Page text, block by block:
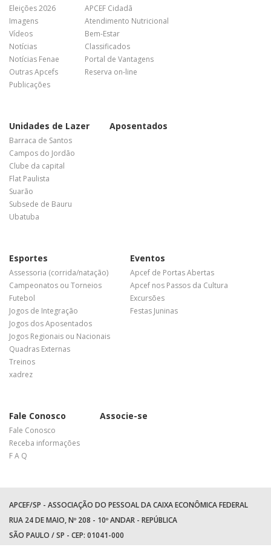
Eleições 2026
Imagens
Vídeos
Notícias
Notícias Fenae
Outras Apcefs
Publicações
APCEF Cidadã
Atendimento Nutricional
Bem-Estar
Classificados
Portal de Vantagens
Reserva on-line
Unidades de Lazer
Barraca de Santos
Campos do Jordão
Clube da capital
Flat Paulista
Suarão
Subsede de Bauru
Ubatuba
Aposentados
Esportes
Assessoria (corrida/natação)
Campeonatos ou Torneios
Futebol
Jogos de Integração
Jogos dos Aposentados
Jogos Regionais ou Nacionais
Quadras Externas
Treinos
xadrez
Eventos
Apcef de Portas Abertas
Apcef nos Passos da Cultura
Excursões
Festas Juninas
Fale Conosco
Fale Conosco
Receba informações
F A Q
Associe-se
APCEF/SP - ASSOCIAÇÃO DO PESSOAL DA CAIXA ECONÔMICA FEDERAL
RUA 24 DE MAIO, Nº 208 - 10º ANDAR - REPÚBLICA
SÃO PAULO / SP - CEP: 01041-000